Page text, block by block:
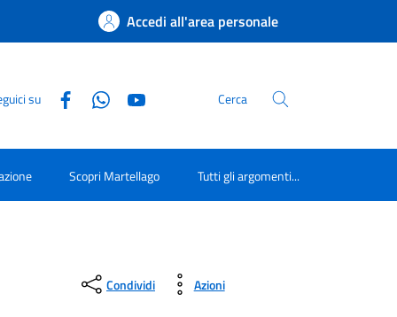
Accedi all'area personale
su Cerca
Scopri Martellago Tutti gli argomenti...
Condividi Azioni